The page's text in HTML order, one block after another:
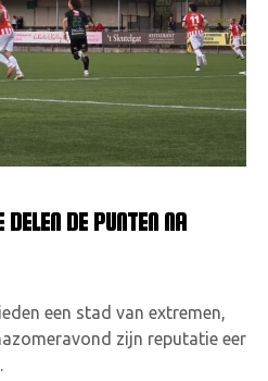
DELEN DE PUNTEN NA
een stad van extremen,
zijn reputatie eer